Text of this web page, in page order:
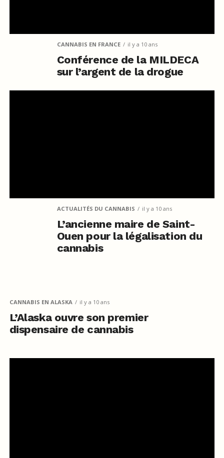
CANNABIS EN FRANCE il y a 10 ans
Conférence de la MILDECA
sur l’argent de la drogue
ACTUALITÉS DU CANNABIS il y a 10 ans
L’ancienne maire de Saint-
Ouen pour la légalisation du
cannabis
CANNABIS EN ALASKA il y a 10 ans
L’Alaska ouvre son premier
dispensaire de cannabis